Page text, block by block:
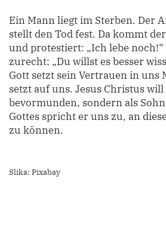
Ein Mann liegt im Sterben. Der
stellt den Tod fest. Da kommt
und protestiert: „Ich lebe
zurecht: „Du willst es besser
Gott setzt sein Vertrauen in uns
setzt auf uns. Jesus Christus
bevormunden, sondern als
Gottes spricht er uns zu, an
zu können.
Slika: Pixabay